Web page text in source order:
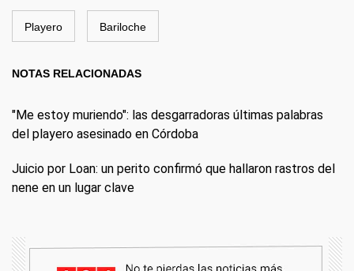
Playero Bariloche
NOTAS RELACIONADAS
"Me estoy muriendo": las desgarradoras últimas palabras
del playero asesinado en Córdoba
Juicio por Loan: un perito confirmó que hallaron rastros del
nene en un lugar clave